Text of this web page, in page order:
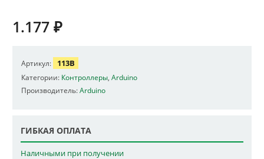
1.177 ₽
Артикул: 113B
Категории: Контроллеры Arduino
Производитель:Arduino
ГИБКАЯ ОПЛАТА
Наличными при получении